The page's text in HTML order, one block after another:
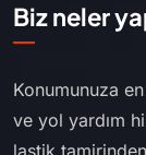
Biz neler
Konumunuza
ve yol yardım
lastik